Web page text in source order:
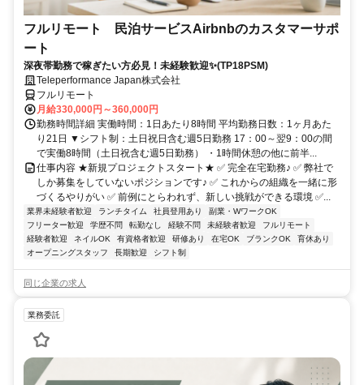
フルリモート 民泊サービスAirbnbのカスタマーサポ
ート
深夜帯勤務で稼ぎたい方必見！未経験歓迎✨(TP18PSM)
Teleperformance Japan株式会社
フルリモート
月給330,000円～360,000円
勤務時間詳細 実働時間：1日あたり8時間 平均勤務日数：1ヶ月あた
り21日 ▼シフト制：土日祝日含む週5日勤務 17：00～翌9：00の間
で実働8時間（土日祝含む週5日勤務） ・1時間休憩の他に前半...
仕事内容 ★新規プロジェクトスタート★ ✅ 完全在宅勤務♪ ✅ 弊社で
しか募集をしていないポジションです♪ ✅ これからの組織を一緒に形
づくるやりがい ✅ 前例にとらわれず、新しい挑戦ができる環境 ✅...
業界未経験者歓迎 ランチタイム 社員登用あり
副業・WワークOK
フリーター歓迎
学歴不問 転勤なし 経験不問 未経験者歓迎
フルリモート
経験者歓迎
ネイルOK 有資格者歓迎 研修あり 在宅OK ブランクOK
育休あり
オープニングスタッフ
長期歓迎 シフト制
同じ企業の求人
業務委託